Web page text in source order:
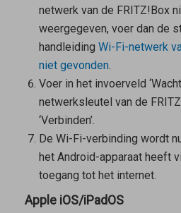
netwerk van de FRITZ!Box
weergegeven, voer dan de
handleiding Wi-Fi-netwerk
niet gevonden.
Voer in het invoerveld
netwerksleutel van de
‘Verbinden’.
De Wi-Fi-verbinding wordt
het Android-apparaat heeft
toegang tot het internet.
Apple iOS/iPadOS